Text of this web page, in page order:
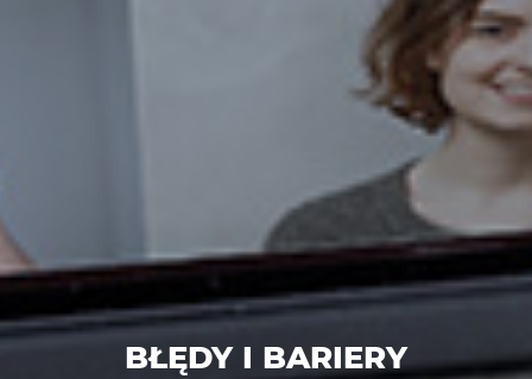
BŁĘDY I BARIERY